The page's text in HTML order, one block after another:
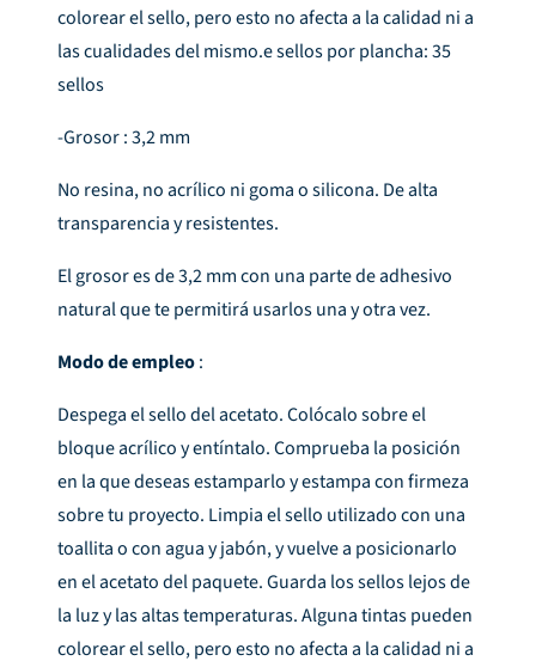
colorear el sello, pero esto no afecta a la calidad ni a
las cualidades del mismo.e sellos por plancha: 35
sellos
-Grosor : 3,2 mm
No resina, no acrílico ni goma o silicona. De alta
transparencia y resistentes.
El grosor es de 3,2 mm con una parte de adhesivo
natural que te permitirá usarlos una y otra vez.
Modo de empleo:
Despega el sello del acetato. Colócalo sobre el
bloque acrílico y entíntalo. Comprueba la posición
en la que deseas estamparlo y estampa con firmeza
sobre tu proyecto. Limpia el sello utilizado con una
toallita o con agua y jabón, y vuelve a posicionarlo
en el acetato del paquete. Guarda los sellos lejos de
la luz y las altas temperaturas. Alguna tintas pueden
colorear el sello, pero esto no afecta a la calidad ni a